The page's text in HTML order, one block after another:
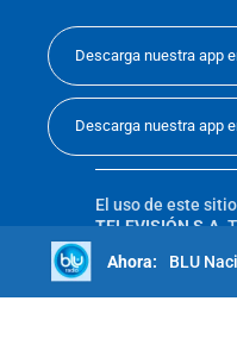
Descarga nuestra app
Descarga nuestra app
El uso de este
TELEVISIÓN S.A.
sin autorización
reserved 2025.
BLU